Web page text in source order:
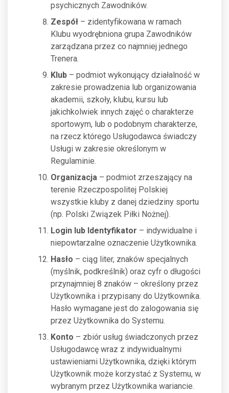
psychicznych Zawodników.
Zespół – zidentyfikowana w ramach
Klubu wyodrębniona grupa Zawodników
zarządzana przez co najmniej jednego
Trenera.
Klub – podmiot wykonujący działalność w
zakresie prowadzenia lub organizowania
akademii, szkoły, klubu, kursu lub
jakichkolwiek innych zajęć o charakterze
sportowym, lub o podobnym charakterze,
na rzecz którego Usługodawca świadczy
Usługi w zakresie określonym w
Regulaminie.
Organizacja – podmiot zrzeszający na
terenie Rzeczpospolitej Polskiej
wszystkie kluby z danej dziedziny sportu
(np. Polski Związek Piłki Nożnej).
Login lub Identyfikator – indywidualne i
niepowtarzalne oznaczenie Użytkownika.
Hasło – ciąg liter, znaków specjalnych
(myślnik, podkreślnik) oraz cyfr o długości
przynajmniej 8 znaków – określony przez
Użytkownika i przypisany do Użytkownika.
Hasło wymagane jest do zalogowania się
przez Użytkownika do Systemu.
Konto – zbiór usług świadczonych przez
Usługodawcę wraz z indywidualnymi
ustawieniami Użytkownika, dzięki którym
Użytkownik może korzystać z Systemu, w
wybranym przez Użytkownika wariancie.